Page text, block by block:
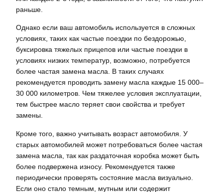
раньше.
Однако если ваш автомобиль используется в сложных
условиях, таких как частые поездки по бездорожью,
буксировка тяжелых прицепов или частые поездки в
условиях низких температур, возможно, потребуется
более частая замена масла. В таких случаях
рекомендуется проводить замену масла каждые 15 000–
30 000 километров. Чем тяжелее условия эксплуатации,
тем быстрее масло теряет свои свойства и требует
замены.
Кроме того, важно учитывать возраст автомобиля. У
старых автомобилей может потребоваться более частая
замена масла, так как раздаточная коробка может быть
более подвержена износу. Рекомендуется также
периодически проверять состояние масла визуально.
Если оно стало темным, мутным или содержит